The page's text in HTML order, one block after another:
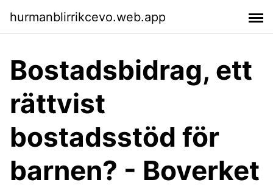
hurmanblirrikcevo.web.app
Bostadsbidrag, ett
rättvist
bostadsstöd för
barnen? - Boverket